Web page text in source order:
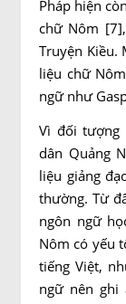
Pháp hiện
chữ Nôm
Truyện Kiều.
liệu chữ
ngữ như
Vì đối tượng
dân Quảng
liệu giảng
thường. Từ
ngôn ngữ
Nôm có yếu
tiếng Việt,
ngữ nên ghi